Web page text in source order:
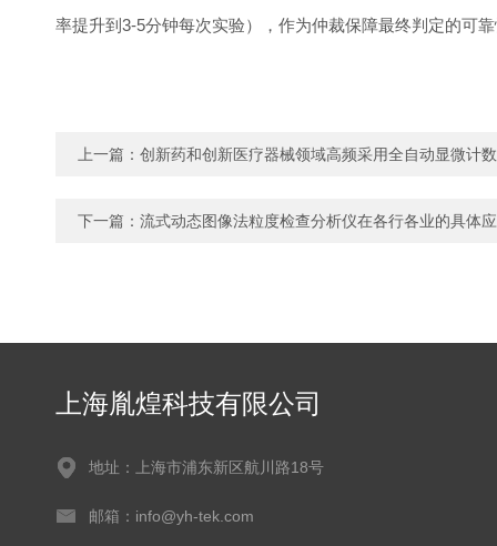
率提升到 3-5分钟每次实验） ，作为仲裁保障最终判定的可
上一篇： 创新药和创新医疗器械领域高频采用全自动显微计
下一篇： 流式动态图像法粒度检查分析仪在各行各业的具体
上海胤煌科技有限公司
地址：上海市浦东新区航川路18号
邮箱：info@yh-tek.com